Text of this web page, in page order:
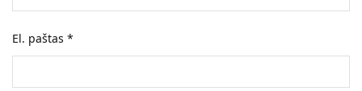
El. paštas*